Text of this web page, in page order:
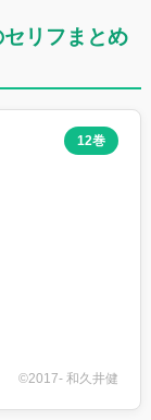
リフまとめ
12巻
©2017- 和久井健